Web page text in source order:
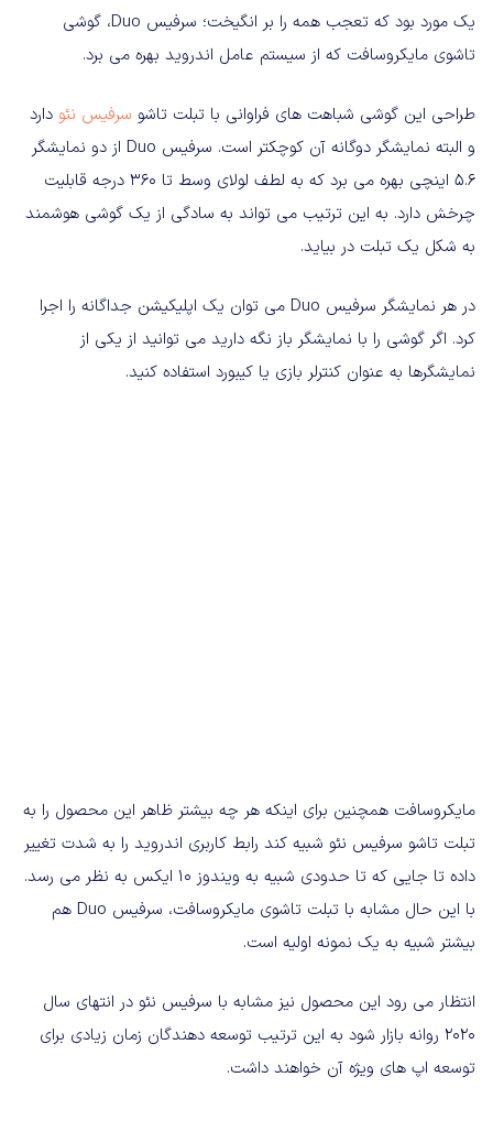
یک مورد بود که تعجب همه را بر انگیخت؛ سرفیس Duo، گوشی
تاشوی مایکروسافت که از سیستم عامل اندروید بهره می برد.
طراحی این گوشی شباهت های فراوانی با تبلت تاشو سرفیس نئو دارد
و البته نمایشگر دوگانه آن کوچکتر است. سرفیس Duo از دو نمایشگر
5.6 اینچی بهره می برد که به لطف لولای وسط تا 360 درجه قابلیت
چرخش دارد. به این ترتیب می تواند به سادگی از یک گوشی هوشمند
به شکل یک تبلت در بیاید.
در هر نمایشگر سرفیس Duo می توان یک اپلیکیشن جداگانه را اجرا
کرد. اگر گوشی را با نمایشگر باز نگه دارید می توانید از یکی از
نمایشگرها به عنوان کنترلر بازی یا کیبورد استفاده کنید.
مایکروسافت همچنین برای اینکه هر چه بیشتر ظاهر این محصول را به
تبلت تاشو سرفیس نئو شبیه کند رابط کاربری اندروید را به شدت تغییر
داده تا جایی که تا حدودی شبیه به ویندوز 10 ایکس به نظر می رسد.
با این حال مشابه با تبلت تاشوی مایکروسافت، سرفیس Duo هم
بیشتر شبیه به یک نمونه اولیه است.
انتظار می رود این محصول نیز مشابه با سرفیس نئو در انتهای سال
2020 روانه بازار شود به این ترتیب توسعه دهندگان زمان زیادی برای
توسعه اپ های ویژه آن خواهند داشت.